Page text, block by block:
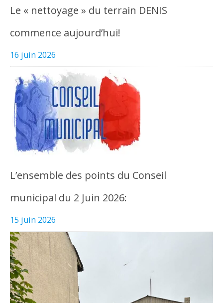
Le « nettoyage » du terrain DENIS
commence aujourd’hui!
16 juin 2026
L’ensemble des points du Conseil
municipal du 2 Juin 2026:
15 juin 2026